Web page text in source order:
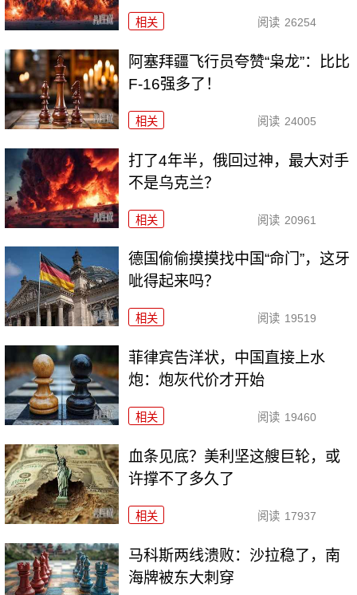
相关 阅读 26254
阿塞拜疆飞行员夸赞“枭龙”：比比
F-16强多了！
相关 阅读 24005
打了4年半，俄回过神，最大对手
不是乌克兰？
相关 阅读 20961
德国偷偷摸摸找中国“命门”，这牙
呲得起来吗？
相关 阅读 19519
菲律宾告洋状，中国直接上水
炮：炮灰代价才开始
相关 阅读 19460
血条见底？美利坚这艘巨轮，或
许撑不了多久了
相关 阅读 17937
马科斯两线溃败：沙拉稳了，南
海牌被东大刺穿